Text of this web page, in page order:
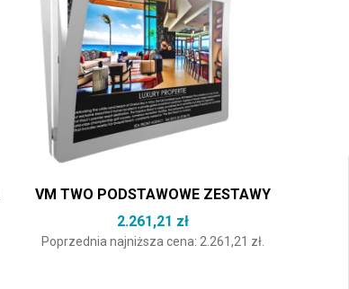
VM TWO PODSTAWOWE ZESTAWY
2.261,21 zł
Poprzednia najniższa cena: 2.261,21 zł.